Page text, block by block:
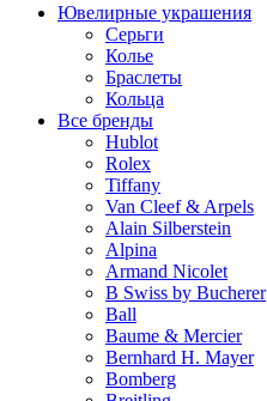
Ювелирные украшения
Серьги
Колье
Браслеты
Кольца
Все бренды
Hublot
Rolex
Tiffany
Van Cleef & Arpels
Alain Silberstein
Alpina
Armand Nicolet
B Swiss by Bucherer
Ball
Baume & Mercier
Bernhard H. Mayer
Bomberg